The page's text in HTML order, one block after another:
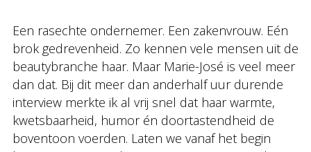
Een rasechte ondernemer. Een zakenvrouw. Eén
brok gedrevenheid. Zo kennen vele mensen uit de
beautybranche haar. Maar Marie-José is veel meer
dan dat. Bij dit meer dan anderhalf uur durende
interview merkte ik al vrij snel dat haar warmte,
kwetsbaarheid, humor én doortastendheid de
boventoon voerden. Laten we vanaf het begin